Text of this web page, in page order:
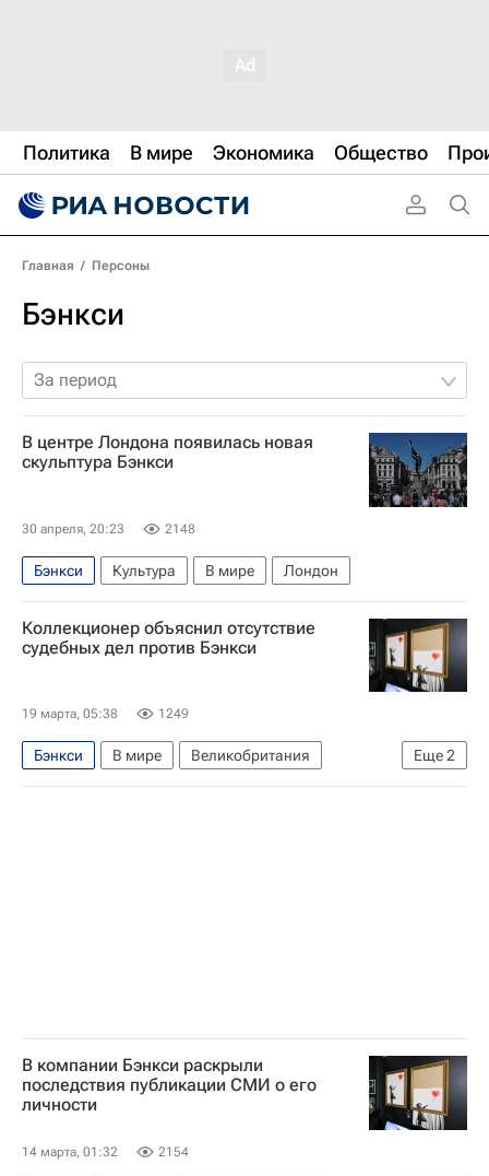
Политика В мире Экономика Общество
Главная / Персоны
Бэнкси
За период
В центре Лондона появилась новая
скульптура Бэнкси
30 апреля, 20:23 2148
Бэнкси Культура В мире Лондон
Коллекционер объяснил отсутствие
судебных дел против Бэнкси
19 марта, 05:38 1249
Еще2
Бэнкси В мире
Великобритания
Эссекс
Лондон
В компании Бэнкси раскрыли
последствия публикации СМИ о его
личности
14 марта, 01:32 2154